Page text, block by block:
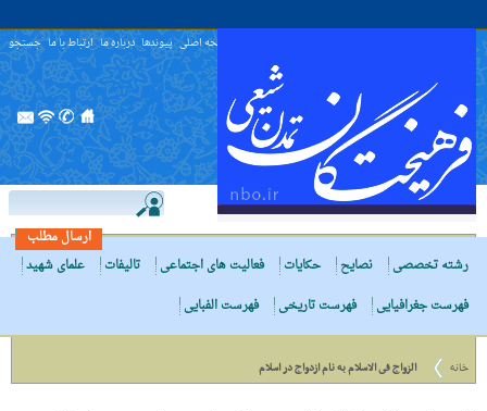
صفحه اصلی پیوندها درباره ما ارتباط با ما جستجو
ارسال مطلب
رشته تخصصی
نصایح حکایات فعالیت های اجتماعی تالیفات
علمای شهید
فهرست جغرافیایی
فهرست تاریخی فهرست الفبایی
خانه الزواج فى الاسلام به نام ازدواج در اسلام